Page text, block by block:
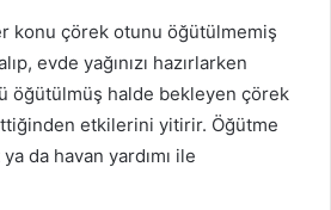
konu çörek otunu öğütülmemiş
evde yağınızı hazırlarken
öğütülmüş halde bekleyen çörek
etkilerini yitirir. Öğütme
da havan yardımı ile